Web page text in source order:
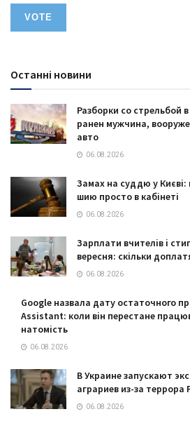
Останні новини
Разборки со стрельбой
ранен мужчина,
авто
06.08.2026
Замах на суддю у
шию просто в кабінеті
06.08.2026
Зарплати вчителів і
вересня: скільки
06.08.2026
Google назвала дату остаточного
Assistant: коли він перестане
натомість
06.08.2026
В Украине запускают
аграриев из-за
06.08.2026